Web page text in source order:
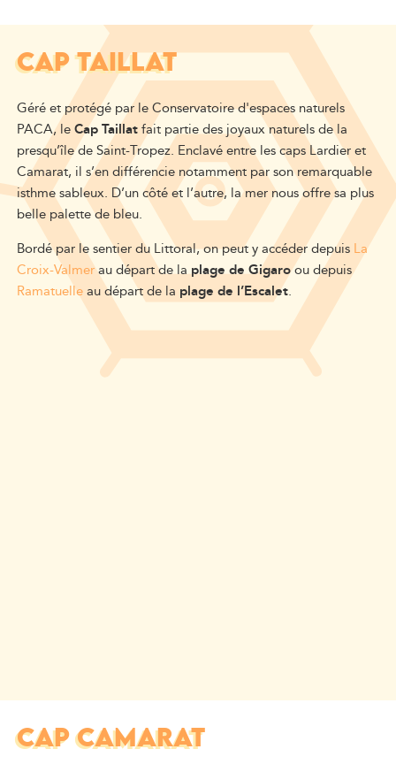
CAP TAILLAT
Géré et protégé par le Conservatoire d'espaces naturels
PACA, leCap Taillatfait partie des joyaux naturels de la
presqu’île de Saint-Tropez. Enclavé entre les caps Lardier et
Camarat, il s’en différencie notamment par son remarquable
isthme sableux. D’un côté et l’autre, la mer nous offre sa plus
belle palette de bleu.
Bordé par le sentier du Littoral, on peut y accéder depuis La
Croix-Valmerau départ de laplage de Gigaroou depuis
Ramatuelleau départ de la plage de l’Escalet.
CAP CAMARAT